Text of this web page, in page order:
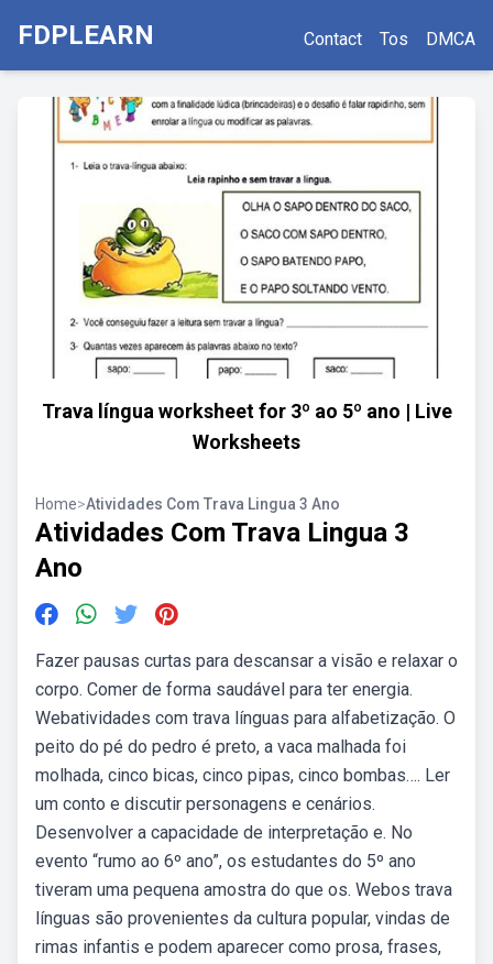
FDPLEARN Contact Tos DMCA
Trava língua worksheet for 3º ao 5º ano | Live
Worksheets
Home>Atividades Com Trava Lingua 3 Ano
Atividades Com Trava Lingua 3
Ano
Fazer pausas curtas para descansar a visão e relaxar o
corpo. Comer de forma saudável para ter energia.
Webatividades com trava línguas para alfabetização. O
peito do pé do pedro é preto, a vaca malhada foi
molhada, cinco bicas, cinco pipas, cinco bombas…. Ler
um conto e discutir personagens e cenários.
Desenvolver a capacidade de interpretação e. No
evento “rumo ao 6º ano”, os estudantes do 5º ano
tiveram uma pequena amostra do que os. Webos trava
línguas são provenientes da cultura popular, vindas de
rimas infantis e podem aparecer como prosa, frases,